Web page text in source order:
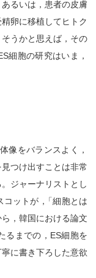
るいは，患者の皮膚
卵に移植してヒトク
うかと思えば，その
細胞の研究はいま，
像をバランスよく，
つけ出すことは非常
ジャーナリストとし
コットが ， 「細胞とは
，韓国における論文
るまでの，ES細胞を
に書き下ろした意欲